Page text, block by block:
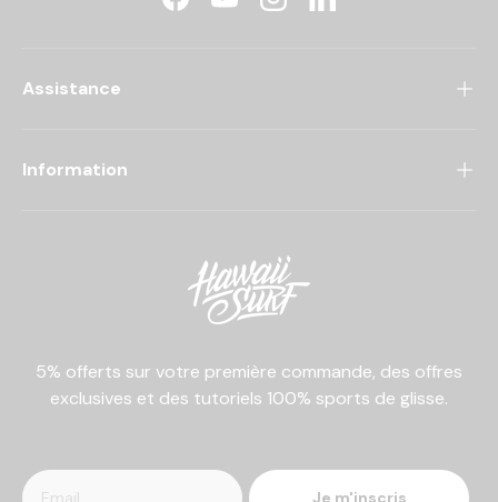
FacebookYouTubeInstagramLinkedIn
Assistance
Information
5% offerts sur votre première commande, des offres
exclusives et des tutoriels 100% sports de glisse.
Je m'inscris